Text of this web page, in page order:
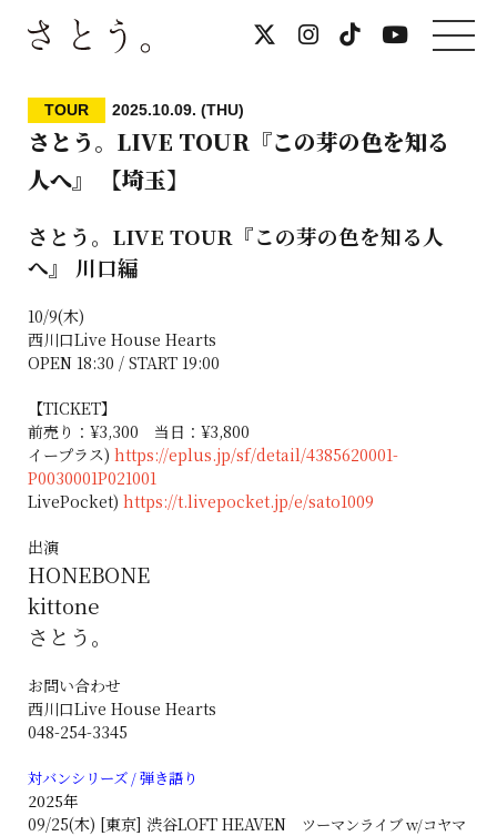
TOUR 2025.10.09. (THU)
さとう。LIVE TOUR『この芽の色を知る
人へ』 【埼玉】
さとう。LIVE TOUR『この芽の色を知る人
へ』 川口編
10/9(木)
西川口Live House Hearts
OPEN 18:30 / START 19:00
【TICKET】
前売り：¥3,300 当日：¥3,800
イープラス) https://eplus.jp/sf/detail/4385620001-
P0030001P021001
LivePocket) https://t.livepocket.jp/e/sato1009
出演
HONEBONE
kittone
さとう。
お問い合わせ
西川口Live House Hearts
048-254-3345
対バンシリーズ / 弾き語り
2025年
09/25(木) [東京] 渋谷LOFT HEAVEN ツーマンライブ w/コヤマ